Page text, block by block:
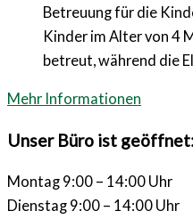
Betreuung für die
Kinder im Alter von 4
betreut, während die
Mehr Informationen
Unser Büro ist
Montag 9:00 – 14:00 Uhr
Dienstag 9:00 – 14:00 Uhr